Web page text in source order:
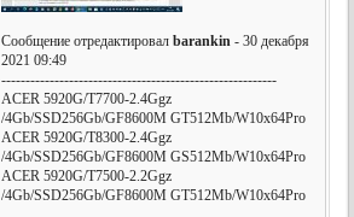
Сообщение отредактировалbarankin - 30 декабря
2021 09:49
---------------------------------------------------------
ACER 5920G/T7700-2.4Ggz
/4Gb/SSD256Gb/GF8600M GT512Mb/W10x64Pro
ACER 5920G/T8300-2.4Ggz
/4Gb/SSD256Gb/GF8600M GS512Mb/W10x64Pro
ACER 5920G/T7500-2.2Ggz
/4Gb/SSD256Gb/GF8600M GT512Mb/W10x64Pro